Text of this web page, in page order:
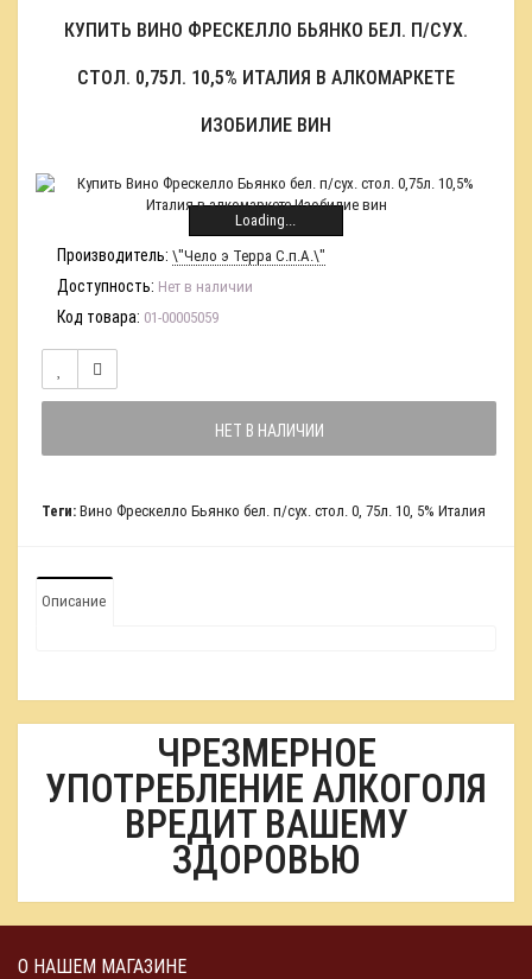
КУПИТЬ ВИНО ФРЕСКЕЛЛО БЬЯНКО БЕЛ. П/СУХ.
СТОЛ. 0,75Л. 10,5% ИТАЛИЯ В АЛКОМАРКЕТЕ
ИЗОБИЛИЕ ВИН
Loading...
Производитель: \"Чело э Терра С.п.А.\"
Доступность: Нет в наличии
Код товара: 01-00005059
НЕТ В НАЛИЧИИ
Теги: Вино Фрескелло Бьянко бел. п/сух. стол. 0, 75л. 10, 5% Италия
Описание
ЧРЕЗМЕРНОЕ
УПОТРЕБЛЕНИЕ АЛКОГОЛЯ
ВРЕДИТ ВАШЕМУ
ЗДОРОВЬЮ
О НАШЕМ МАГАЗИНЕ